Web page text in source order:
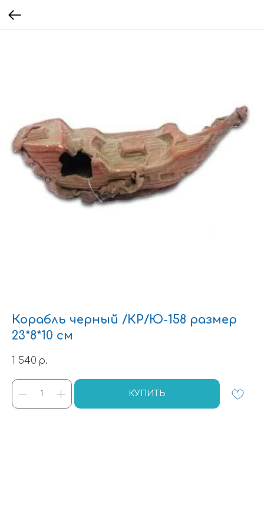
Корабль черный /КР/Ю-158 размер
23*8*10 см
1 540 р.
КУПИТЬ